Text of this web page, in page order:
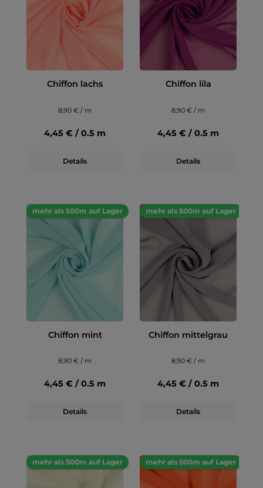
Chiffon lachs
8,90 € / m
4,45 € / 0.5 m
Details
Chiffon lila
8,90 € / m
4,45 € / 0.5 m
Details
mehr als 500m auf Lager
Chiffon mint
8,90 € / m
4,45 € / 0.5 m
Details
mehr als 500m auf Lager
Chiffon mittelgrau
8,90 € / m
4,45 € / 0.5 m
Details
mehr als 500m auf Lager mehr als 500m auf Lager